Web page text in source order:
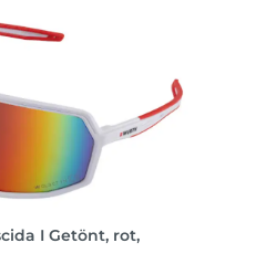
I Getönt, rot,